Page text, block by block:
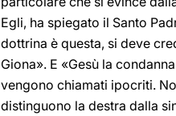
Egli, ha spiegato il Santo
dottrina è questa, si deve
Giona». E «Gesù la
vengono chiamati ipocriti.
distinguono la destra dalla